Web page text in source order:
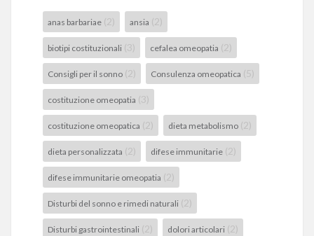
anas barbariae (2) ansia (2)
biotipi costituzionali (3) cefalea omeopatia (2)
Consigli per il sonno (2) Consulenza omeopatica (5)
costituzione omeopatia (3)
costituzione omeopatica (2) dieta metabolismo (2)
dieta personalizzata (2) difese immunitarie (2)
difese immunitarie omeopatia (2)
Disturbi del sonno e rimedi naturali (2)
Disturbi gastrointestinali (2) dolori articolari (2)